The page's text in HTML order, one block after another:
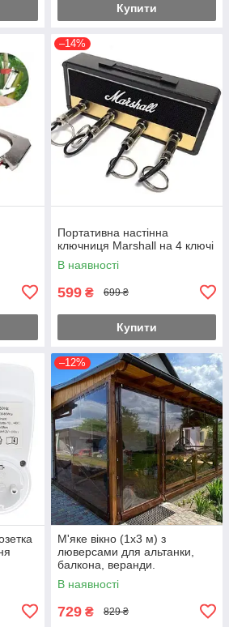
Купити
–14%
Портативна настінна
ключниця Marshall на 4 ключі
В наявності
599 ₴ 699 ₴
Купити
–12%
М'яке вікно (1х3 м) з
люверсами для альтанки,
балкона, веранди.
В наявності
729 ₴ 829 ₴